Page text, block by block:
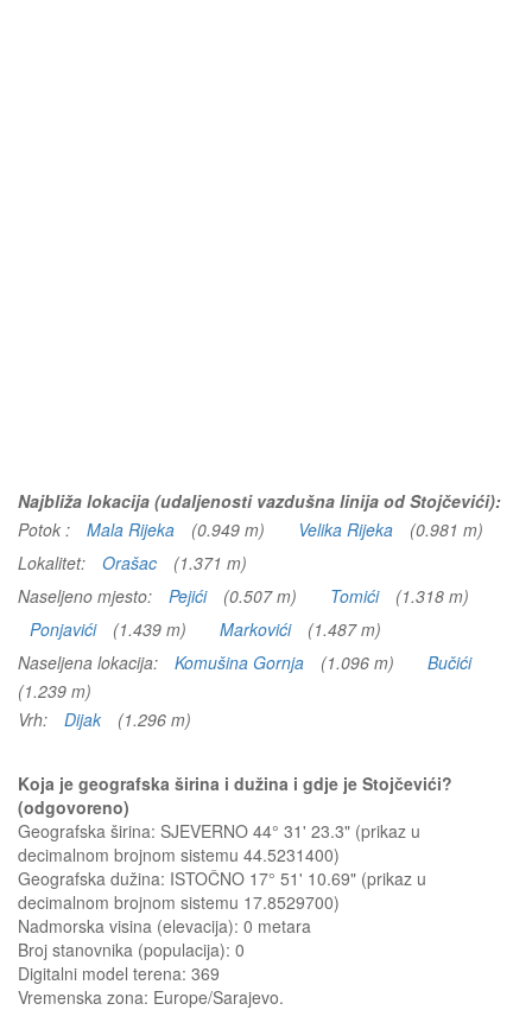
Najbliža lokacija (udaljenosti vazdušna linija od Stojčevići):
Potok :
Mala Rijeka (0.949 m) Velika Rijeka
(0.981 m)
Lokalitet:
Orašac
(1.371 m)
Naseljeno mjesto:
Pejići (0.507 m) Tomići
(1.318 m)
Ponjavići
(1.439 m) Markovići
(1.487 m)
Naseljena lokacija:
Komušina Gornja (1.096 m)
Bučići
(1.239 m)
Vrh:
Dijak (1.296 m)
Koja je geografska širina i dužina i gdje je Stojčevići?
(odgovoreno)
Geografska širina: SJEVERNO 44° 31' 23.3" (prikaz u
decimalnom brojnom sistemu 44.5231400)
Geografska dužina: ISTOČNO 17° 51' 10.69" (prikaz u
decimalnom brojnom sistemu 17.8529700)
Nadmorska visina (elevacija): 0 metara
Broj stanovnika (populacija): 0
Digitalni model terena: 369
Vremenska zona: Europe/Sarajevo.